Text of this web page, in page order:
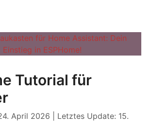
Tutorial für
April 2026
Letztes Update: 15.